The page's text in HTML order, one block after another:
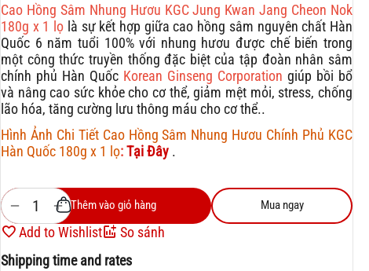
Cao Hồng Sâm Nhung Hươu KGC Jung Kwan Jang Cheon Nok
180g x 1 lọ là sự kết hợp giữa cao hồng sâm nguyên chất Hàn
Quốc 6 năm tuổi 100% với nhung hươu được chế biến trong
một công thức truyền thống đặc biệt của tập đoàn nhân sâm
chính phủ Hàn Quốc Korean Ginseng Corporation giúp bồi bổ
và nâng cao sức khỏe cho cơ thể, giảm mệt mỏi, stress, chống
lão hóa, tăng cường lưu thông máu cho cơ thể..
Hình Ảnh Chi Tiết Cao Hồng Sâm Nhung Hươu Chính Phủ KGC
Hàn Quốc 180g x 1 lọ:Tại Đây .
+
− Thêm vào giỏ hàng Mua ngay
Add to Wishlist
So sánh
Shipping time and rates